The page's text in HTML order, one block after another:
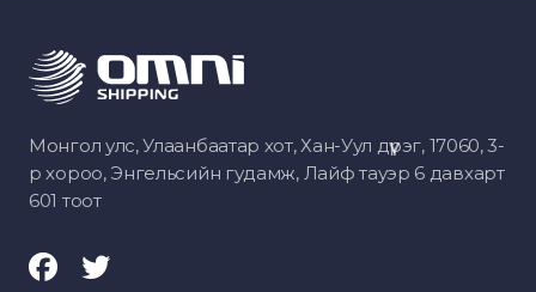
Монгол улс, Улаанбаатар хот, Хан-Уул дүүрэг, 17060, 3-
р хороо, Энгельсийн гудамж, Лайф тауэр 6 давхарт
601 тоот